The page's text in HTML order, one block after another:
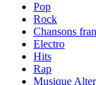
Pop
Rock
Chansons
Electro
Hits
Rap
Musique